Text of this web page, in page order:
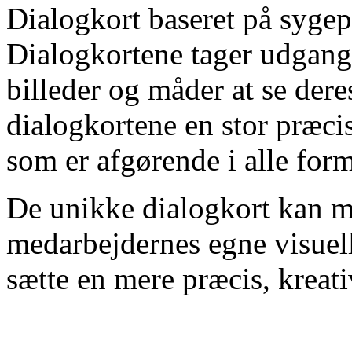
Dialogkort baseret på
Dialogkortene tager
billeder og måder at se
dialogkortene en stor
som er afgørende i alle
De unikke dialogkort kan
medarbejdernes egne
sætte en mere præcis,